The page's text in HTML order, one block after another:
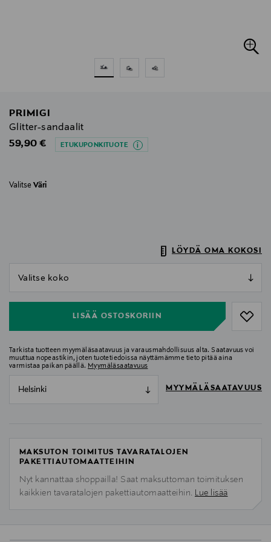
PRIMIGI
Glitter-sandaalit
Original Price
59,90 € ETUKUPONKITUOTE
Valitse Väri
LÖYDÄ OMA KOKOSI
LISÄÄ OSTOSKORIIN
Tarkista tuotteen myymäläsaatavuus ja varausmahdollisuus alta. Saatavuus voi
muuttua nopeastikin, joten tuotetiedoissa näyttämämme tieto pitää aina
varmistaa paikan päällä. Myymäläsaatavuus
Helsinki MYYMÄLÄSAATAVUUS
MAKSUTON TOIMITUS TAVARATALOJEN
PAKETTIAUTOMAATTEIHIN
Nyt kannattaa shoppailla! Saat maksuttoman toimituksen
kaikkien tavaratalojen pakettiautomaatteihin. Lue lisää